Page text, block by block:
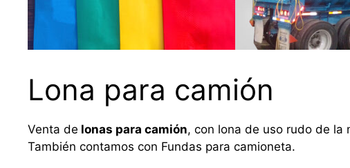
Lona para camión
Venta de lonas para camión, con lona de uso rudo de la
También contamos con Fundas para camioneta.